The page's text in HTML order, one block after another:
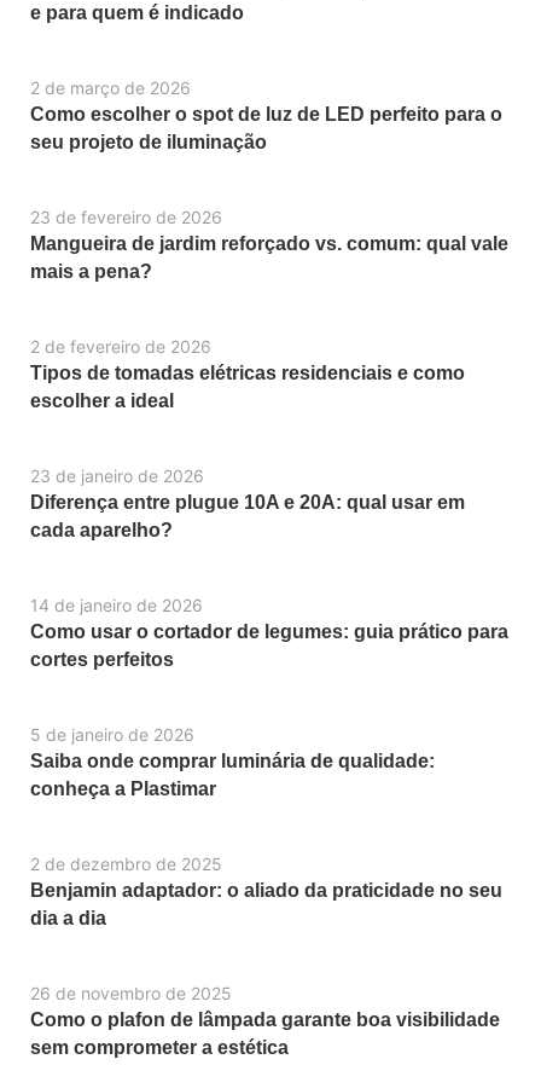
e para quem é indicado
2 de março de 2026
Como escolher o spot de luz de LED perfeito para o
seu projeto de iluminação
23 de fevereiro de 2026
Mangueira de jardim reforçado vs. comum: qual vale
mais a pena?
2 de fevereiro de 2026
Tipos de tomadas elétricas residenciais e como
escolher a ideal
23 de janeiro de 2026
Diferença entre plugue 10A e 20A: qual usar em
cada aparelho?
14 de janeiro de 2026
Como usar o cortador de legumes: guia prático para
cortes perfeitos
5 de janeiro de 2026
Saiba onde comprar luminária de qualidade:
conheça a Plastimar
2 de dezembro de 2025
Benjamin adaptador: o aliado da praticidade no seu
dia a dia
26 de novembro de 2025
Como o plafon de lâmpada garante boa visibilidade
sem comprometer a estética